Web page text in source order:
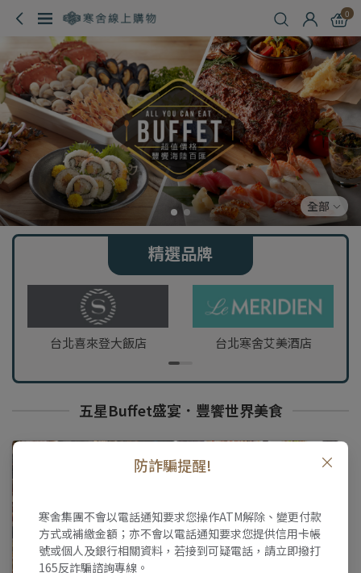
0
全部
精選品牌
台北喜來登大飯店 台北寒舍艾美酒店
五星Buffet盛宴．豐饗世界美食
防詐騙提醒!
寒舍集團不會以電話通知要求您操作ATM解除、變更付款
方式或補繳金額；亦不會以電話通知要求您提供信用卡帳
號或個人及銀行相關資料，若接到可疑電話，請立即撥打
165反詐騙諮詢專線。